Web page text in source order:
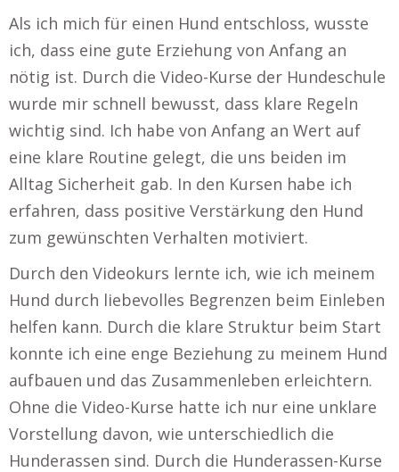
Als ich mich für einen Hund entschloss, wusste
ich, dass eine gute Erziehung von Anfang an
nötig ist. Durch die Video-Kurse der Hundeschule
wurde mir schnell bewusst, dass klare Regeln
wichtig sind. Ich habe von Anfang an Wert auf
eine klare Routine gelegt, die uns beiden im
Alltag Sicherheit gab. In den Kursen habe ich
erfahren, dass positive Verstärkung den Hund
zum gewünschten Verhalten motiviert.
Durch den Videokurs lernte ich, wie ich meinem
Hund durch liebevolles Begrenzen beim Einleben
helfen kann. Durch die klare Struktur beim Start
konnte ich eine enge Beziehung zu meinem Hund
aufbauen und das Zusammenleben erleichtern.
Ohne die Video-Kurse hatte ich nur eine unklare
Vorstellung davon, wie unterschiedlich die
Hunderassen sind. Durch die Hunderassen-Kurse